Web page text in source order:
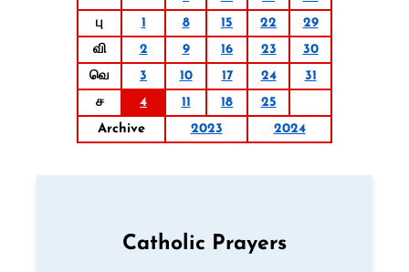
பு
1 8 15 22
29
வி
2 9 16 23
30
வெ
3 10 17 24
31
ச
4 11 18
25
Archive
2023 2024
Catholic Prayers